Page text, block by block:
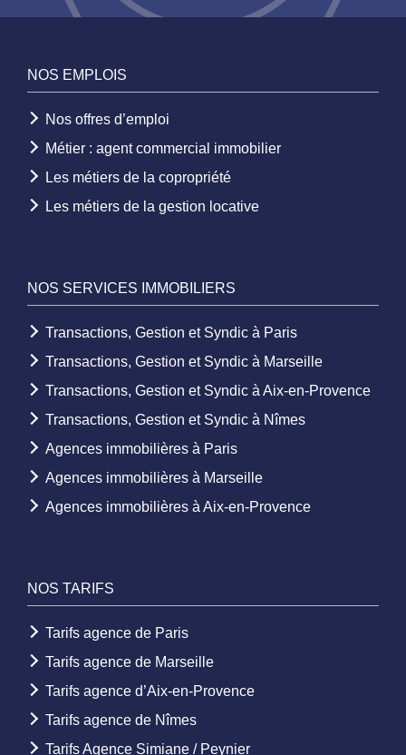
NOS EMPLOIS
Nos offres d’emploi
Métier : agent commercial immobilier
Les métiers de la copropriété
Les métiers de la gestion locative
NOS SERVICES IMMOBILIERS
Transactions, Gestion et Syndic à Paris
Transactions, Gestion et Syndic à Marseille
Transactions, Gestion et Syndic à Aix-en-Provence
Transactions, Gestion et Syndic à Nîmes
Agences immobilières à Paris
Agences immobilières à Marseille
Agences immobilières à Aix-en-Provence
NOS TARIFS
Tarifs agence de Paris
Tarifs agence de Marseille
Tarifs agence d’Aix-en-Provence
Tarifs agence de Nîmes
Tarifs Agence Simiane / Peynier